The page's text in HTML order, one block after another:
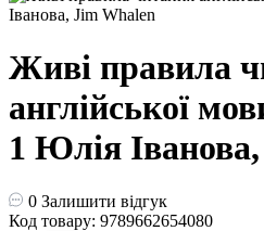
Живі правила
англійської
1 Юлія
0 Залишити відгук
Код товару: 9789662654080